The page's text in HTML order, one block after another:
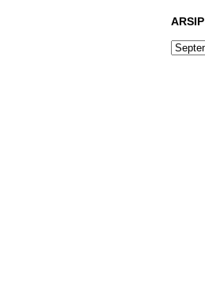
ARSIP